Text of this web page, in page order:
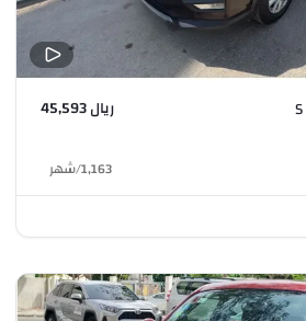
ريال 45,593
1,163
/شهر